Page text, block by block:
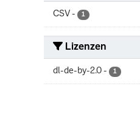
CSV - 1
Lizenzen
dl-de-by-2.0 - 1